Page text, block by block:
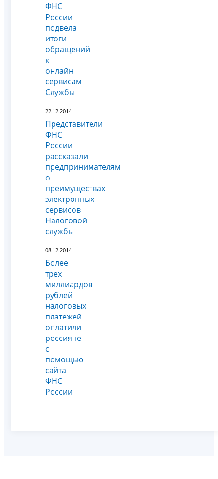
ФНС
России
подвела
итоги
обращений
к
онлайн
сервисам
Службы
22.12.2014
Представители
ФНС
России
рассказали
предпринимателям
о
преимуществах
электронных
сервисов
Налоговой
службы
08.12.2014
Более
трех
миллиардов
рублей
налоговых
платежей
оплатили
россияне
с
помощью
сайта
ФНС
России